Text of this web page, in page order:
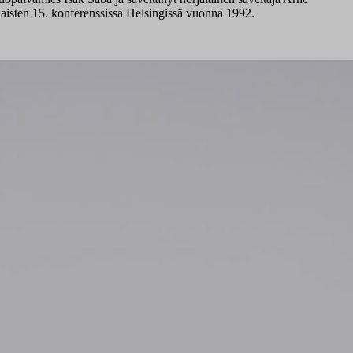
15. konferenssissa Helsingissä vuonna 1992.